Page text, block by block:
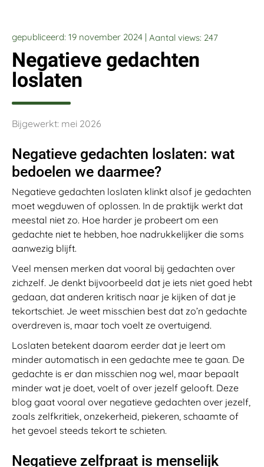
gepubliceerd: 19 november 2024 | Aantal views: 247
Negatieve gedachten
loslaten
Bijgewerkt: mei 2026
Negatieve gedachten loslaten: wat
bedoelen we daarmee?
Negatieve gedachten loslaten klinkt alsof je gedachten
moet wegduwen of oplossen. In de praktijk werkt dat
meestal niet zo. Hoe harder je probeert om een
gedachte niet te hebben, hoe nadrukkelijker die soms
aanwezig blijft.
Veel mensen merken dat vooral bij gedachten over
zichzelf. Je denkt bijvoorbeeld dat je iets niet goed hebt
gedaan, dat anderen kritisch naar je kijken of dat je
tekortschiet. Je weet misschien best dat zo’n gedachte
overdreven is, maar toch voelt ze overtuigend.
Loslaten betekent daarom eerder dat je leert om
minder automatisch in een gedachte mee te gaan. De
gedachte is er dan misschien nog wel, maar bepaalt
minder wat je doet, voelt of over jezelf gelooft. Deze
blog gaat vooral over negatieve gedachten over jezelf,
zoals zelfkritiek, onzekerheid, piekeren, schaamte of
het gevoel steeds tekort te schieten.
Negatieve zelfpraat is menselijk